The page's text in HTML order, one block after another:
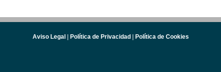
Aviso Legal Política de Privacidad Política de Cookies